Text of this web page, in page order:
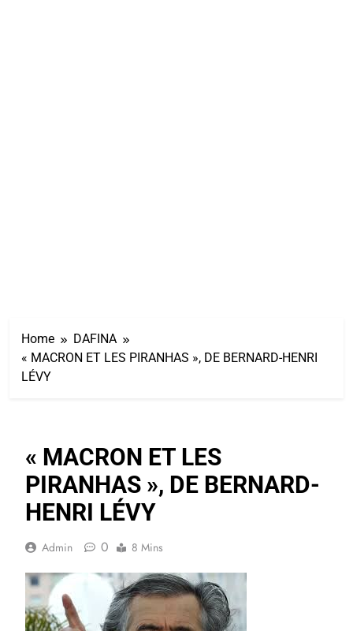
Home
DAFINA
« MACRON ET LES PIRANHAS », DE BERNARD-HENRI
LÉVY
« MACRON ET LES
PIRANHAS », DE BERNARD-
HENRI LÉVY
Admin 0 8 Mins